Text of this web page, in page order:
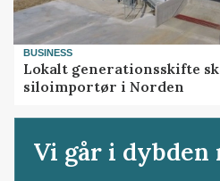
BUSINESS
Lokalt generationsskifte
siloimportør i Norden
Vi går i dybden